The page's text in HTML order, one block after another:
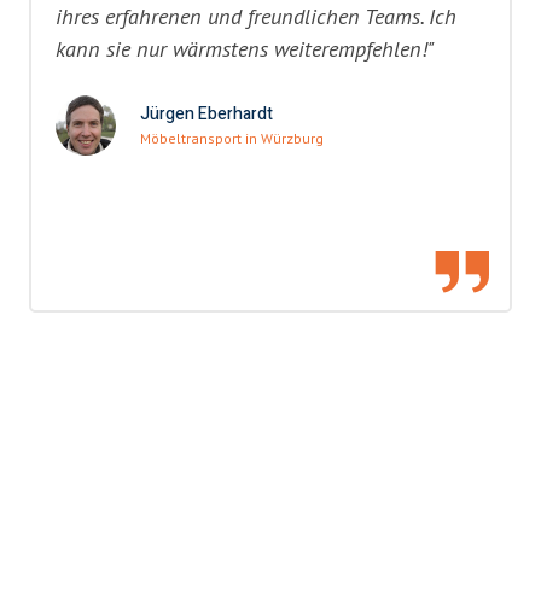
ihres erfahrenen und freundlichen Teams. Ich
kann sie nur wärmstens weiterempfehlen!"
Jürgen Eberhardt
Möbeltransport in Würzburg